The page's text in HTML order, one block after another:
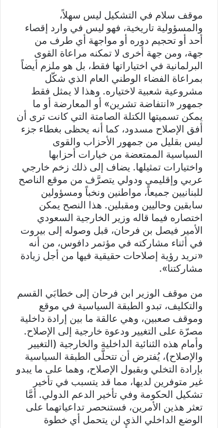
موقف سلام في التشكيل ليس سهلاً،
والمسؤولية تاريخية، فهو ليس في وارد إقصاء
أحد أو تحجيم دوره أو مواجهة أي طرف من
جهة، ومن جهة أخرى لا تمكنه مراعاة القوى
البرلمانية في اختياراتها فقط، بل هو ملزم أيضاً
بمراعاة الفضاء الوطني العام الذي شكّل
مشروعية شعبية لاختياره. وهذا لا يمثل فقط
جمهور «انتفاضة تشرين» أو المعارضة أو ما
يمكن تسميتها الكتلة الصامتة التي كانت ترى أن
أفق الإصلاح مسدود، كما أنه يحظى بغطاء جزء
ليس بقليل من جمهور الأحزاب والقوى
السياسية الممتعضة من خيارات أحزابها
واختيارات تمثيلها. يضاف إلى ذلك زخم خارجي
عربي وإقليمي ودولي يتصرَّف من موقع الناصح
للبنانيين جميعاً، مواطنين ونخباً ومسؤولين
سابقين وحاليين ومقبلين. هذا النصح يمكن
اختصاره فيما قاله وزير الخارجية السعودي
الأمير فيصل بن فرحان، قبل وصوله إلى بيروت
في أثناء مشاركته في مؤتمر دافوس، من أنه
«نريد رؤية إصلاحات حقيقية فيها من أجل زيادة
مشاركتنا».
من موقف الوزير ابن فرحان إلى خطابَي القسم
والتكليف، تبدو الطبقة السياسية في موقع
وموقف صعبين، وهي عالقة ما بين إرادة داخلية
مصرّة على التغيير ودعوة خارجية إلى الإصلاح.
وأمام هذه الثنائية الداخلية والخارجية (التغيير
والإصلاح)، يُفترض أن تتحلَّى الطبقة السياسية
بإرادة التخلي وبقبول الإصلاح، وهما على ما يبدو
غير متوفرين لديها، مما قد يتسبب في تأخير
تشكيل الحكومة وفي تأخير الدعم الدولي. أمَّا
تعثر هذين الأمرين، فستنحصر تداعياتهما على
الوضع الداخلي الذي لن يتحمل أي خطوة